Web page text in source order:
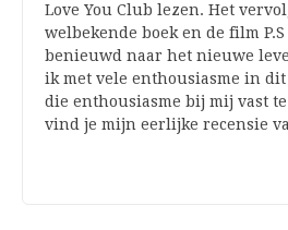
Love You Club lezen. Het
welbekende boek en de film
benieuwd naar het nieuwe
ik met vele enthousiasme in dit
die enthousiasme bij mij vast
vind je mijn eerlijke recensie